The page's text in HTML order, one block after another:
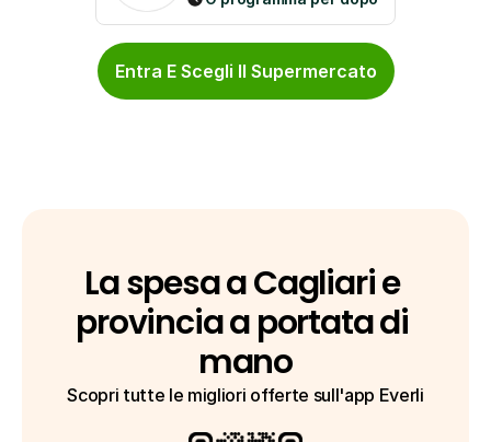
Entra E Scegli Il Supermercato
La spesa a Cagliari e
provincia a portata di
mano
Scopri tutte le migliori offerte sull'app Everli